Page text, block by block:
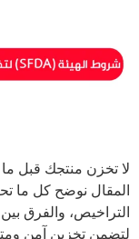
المقال نوضح كل ما
التراخيص، والفرق
لتضمن تخزين آمن